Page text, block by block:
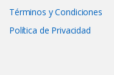
Términos y Condiciones
Política de Privacidad